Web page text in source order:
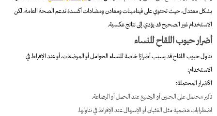
بشكل معتدل، حيث تحتوي على فيتامينات ومعادن ومضادات أكسدة تدعم الصحة العامة، لكن
الاستخدام غير الصحيح قد يؤدي إلى نتائج عكسية.
أضرار حبوب اللقاح للنساء
تناول حبوب اللقاح قد يسبب أضرارًا خاصة للنساء الحوامل أو المرضعات، أو عند الإفراط في
الاستخدام:
الأضرار المحتملة:
تأثير محتمل على الجنين أو الرضيع عند الحمل أو الرضاعة.
اضطرابات هضمية مثل الغثيان أو الإسهال عند الإفراط في تناولها.